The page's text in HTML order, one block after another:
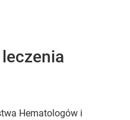
Hematologów i